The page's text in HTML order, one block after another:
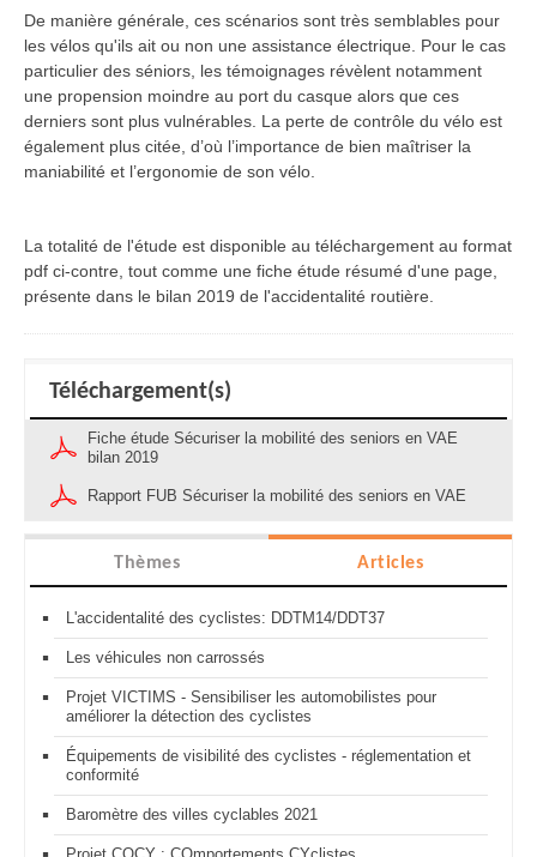
De manière générale, ces scénarios sont très semblables pour
les vélos qu'ils ait ou non une assistance électrique. Pour le cas
particulier des séniors, les témoignages révèlent notamment
une propension moindre au port du casque alors que ces
derniers sont plus vulnérables. La perte de contrôle du vélo est
également plus citée, d’où l’importance de bien maîtriser la
maniabilité et l’ergonomie de son vélo.
La totalité de l'étude est disponible au téléchargement au format
pdf ci-contre, tout comme une fiche étude résumé d'une page,
présente dans le bilan 2019 de l'accidentalité routière.
Téléchargement(s)
Fiche étude Sécuriser la mobilité des seniors en VAE
bilan 2019
Rapport FUB Sécuriser la mobilité des seniors en VAE
Thèmes Articles
L'accidentalité des cyclistes: DDTM14/DDT37
Les véhicules non carrossés
Projet VICTIMS - Sensibiliser les automobilistes pour
améliorer la détection des cyclistes
Équipements de visibilité des cyclistes - réglementation et
conformité
Baromètre des villes cyclables 2021